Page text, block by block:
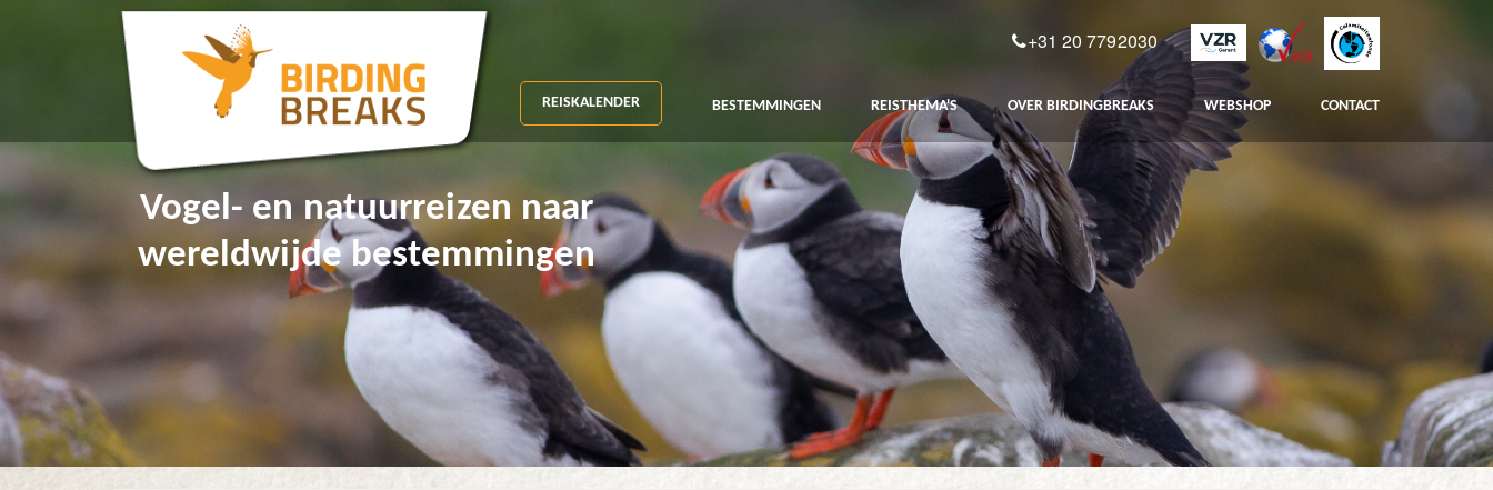
+31 20 7792030
REISKALENDER BESTEMMINGEN REISTHEMA'S OVER BIRDINGBREAKS WEBSHOP CONTACT
Vogel- en natuurreizen naar
wereldwijde bestemmingen